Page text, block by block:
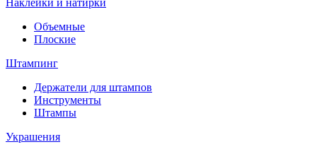
Наклейки и натирки
Объемные
Плоские
Штампинг
Держатели для штампов
Инструменты
Штампы
Украшения